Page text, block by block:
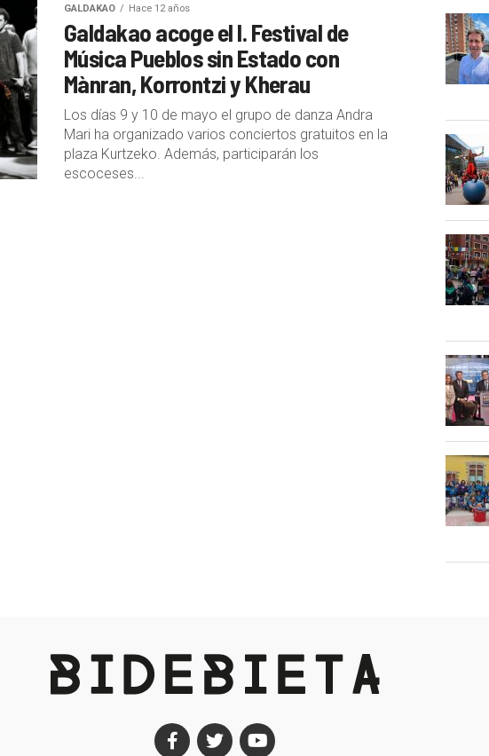
GALDAKAO Hace 12 años
Galdakao acoge el I. Festival de
Música Pueblos sin Estado con
Mànran, Korrontzi y Kherau
Los días 9 y 10 de mayo el grupo de danza Andra
Mari ha organizado varios conciertos gratuitos en la
plaza Kurtzeko. Además, participarán los
escoceses...